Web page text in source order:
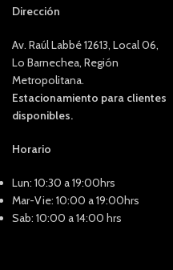
Dirección
Av. Raúl Labbé 12613, Local 06,
Lo Barnechea, Región
Metropolitana.
Estacionamiento para clientes
disponibles.
Horario
Lun: 10:30 a 19:00hrs
Mar-Vie: 10:00 a 19:00hrs
Sab: 10:00 a 14:00 hrs